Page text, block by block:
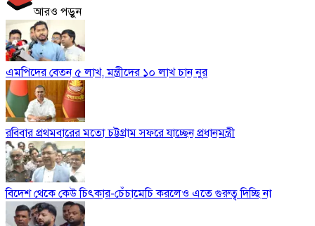
আরও পড়ুন
এমপিদের বেতন ৫ লাখ, মন্ত্রীদের ১০ লাখ চান নুর
রবিবার প্রথমবারের মতো চট্টগ্রাম সফরে যাচ্ছেন প্রধানমন্ত্রী
বিদেশ থেকে কেউ চিৎকার-চেঁচামেচি করলেও এতে গুরুত্ব দিচ্ছি না